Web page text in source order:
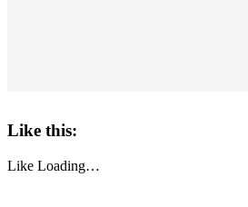
Like this:
Like Loading…